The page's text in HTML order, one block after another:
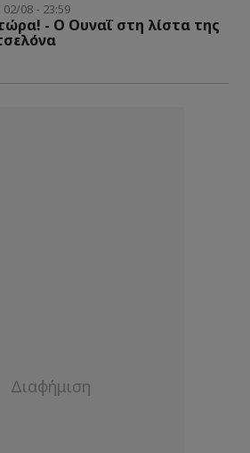
02/08 - 23:59
- Ο Ουναΐ στη λίστα της